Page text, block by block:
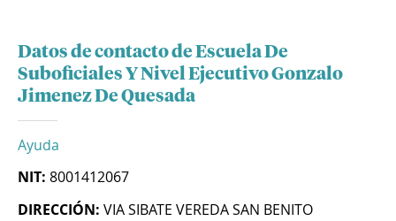
Datos de contacto de Escuela De
Suboficiales Y Nivel Ejecutivo Gonzalo
Jimenez De Quesada
Ayuda
NIT: 8001412067
DIRECCIÓN: VIA SIBATE VEREDA SAN BENITO